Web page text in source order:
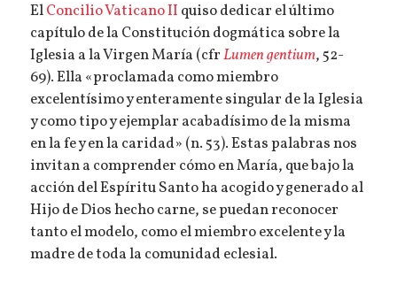
ElConcilio Vaticano II quiso dedicar el último
capítulo de la Constitución dogmática sobre la
Iglesia a la Virgen María (cfrLumen gentium, 52-
69). Ella «proclamada como miembro
excelentísimo y enteramente singular de la Iglesia
y como tipo y ejemplar acabadísimo de la misma
en la fe y en la caridad» (n. 53). Estas palabras nos
invitan a comprender cómo en María, que bajo la
acción del Espíritu Santo ha acogido y generado al
Hijo de Dios hecho carne, se puedan reconocer
tanto el modelo, como el miembro excelente y la
madre de toda la comunidad eclesial.